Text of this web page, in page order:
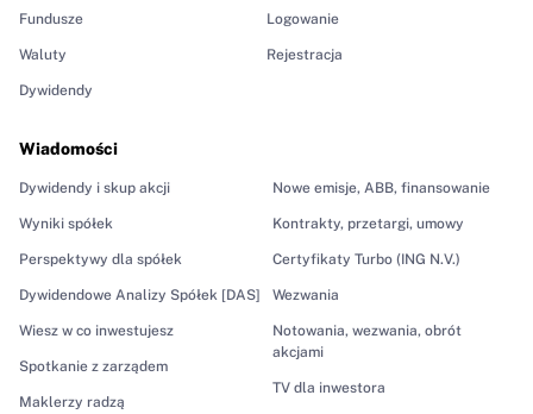
Fundusze
Waluty
Dywidendy
Wiadomości
Dywidendy i skup akcji
Wyniki spółek
Perspektywy dla spółek
Dywidendowe Analizy Spółek [DAS]
Wiesz w co inwestujesz
Spotkanie z zarządem
Maklerzy radzą
Nowe emisje, ABB, finansowanie
Kontrakty, przetargi, umowy
Certyfikaty Turbo (ING N.V.)
Wezwania
Notowania, wezwania, obrót
akcjami
TV dla inwestora
Logowanie
Rejestracja